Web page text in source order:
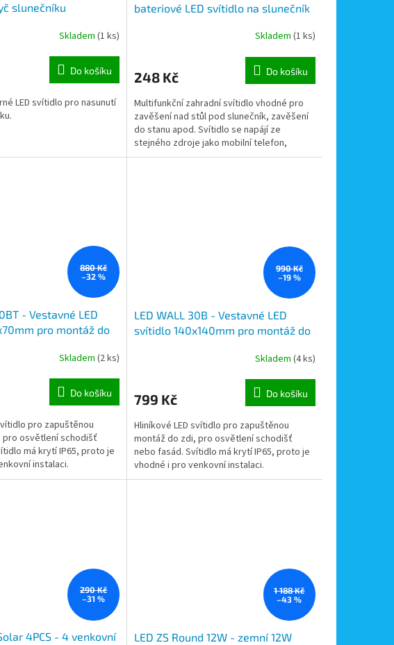
slunečníku
Skladem (1 ks)
Do košíku
LED svítidlo pro nasunutí
bateriové LED svítidlo na slunečník
Skladem (1 ks)
248 Kč Do košíku
Multifunkční zahradní svítidlo vhodné pro
zavěšení nad stůl pod slunečník, zavěšení
do stanu apod. Svítidlo se napájí ze
stejného zdroje jako mobilní telefon,
napájecí kabel USB...
880 Kč
–32 %
- Vestavné LED
pro montáž do
Skladem (2 ks)
Do košíku
pro zapuštěnou
pro osvětlení schodišť
má krytí IP65, proto je
instalaci.
990 Kč
–19 %
LED WALL 30B - Vestavné LED
svítidlo 140x140mm pro montáž do
Skladem (4 ks)
799 Kč Do košíku
Hliníkové LED svítidlo pro zapuštěnou
montáž do zdi, pro osvětlení schodišť
nebo fasád. Svítidlo má krytí IP65, proto je
vhodné i pro venkovní instalaci.
290 Kč
–31 %
4PCS - 4 venkovní
1 188 Kč
–43 %
LED ZS Round 12W - zemní 12W